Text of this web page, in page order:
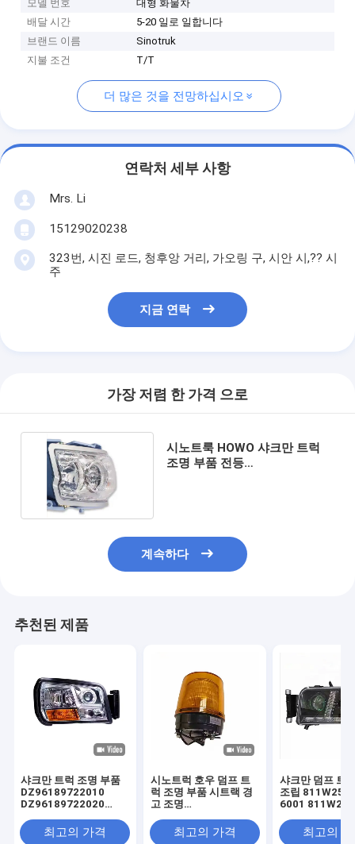
모델 번호
대형 화물차
배달 시간
5-20 일로 일합니다
브랜드 이름
Sinotruk
지불 조건
T/T
더 많은 것을 전망하십시오
연락처 세부 사항
Mrs. Li
15129020238
323번, 시진 로드, 청후앙 거리, 가오링 구, 시안 시,?? 시
주
지금 연락
가장 저렴 한 가격 으로
시노트룩 HOWO 샤크만 트럭
조명 부품 전등
계속하다
추천된 제품
샤크만 트럭 조명 부품
DZ96189722010
DZ96189722020
액세서리최고의 가격
시노트럭 호우 덤프 트
럭 조명 부품 시트랙 경
고 조명
최고의 가격
샤크만 덤프 트
조립
6001
최고의